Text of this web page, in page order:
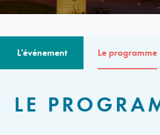
L'événement Le programme
LE